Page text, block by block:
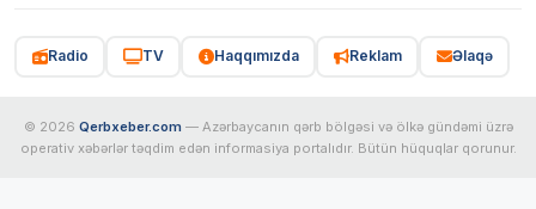
Radio TV Haqqımızda Reklam Əlaqə
© 2026 Qerbxeber.com — Azərbaycanın qərb bölgəsi və ölkə gündəmi üzrə
operativ xəbərlər təqdim edən informasiya portalıdır. Bütün hüquqlar qorunur.